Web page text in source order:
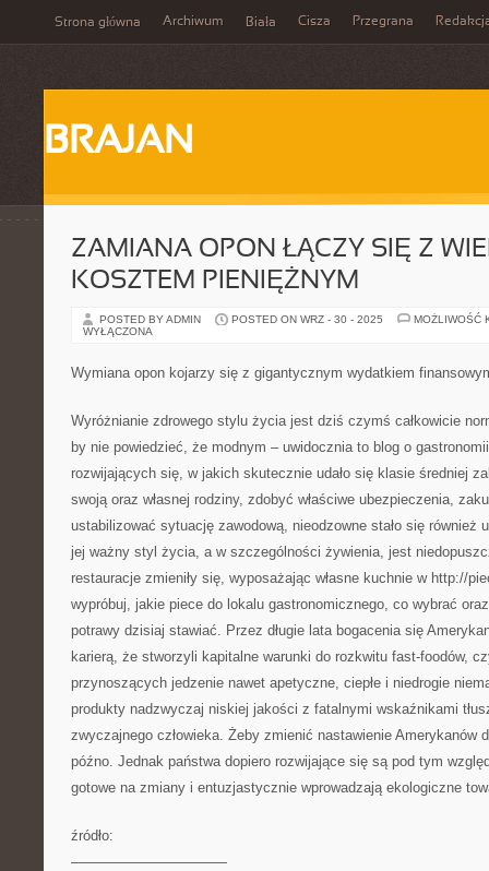
Strona główna Archiwum Biała Cisza Przegrana
BRAJAN
ZAMIANA OPON ŁĄCZY SIĘ Z
KOSZTEM PIENIĘŻNYM
POSTED BY ADMIN POSTED ON WRZ - 30 - 2025
MOŻLIWOŚĆ
WYŁĄCZONA
Wymiana opon kojarzy się z gigantycznym wydatkiem
Wyróżnianie zdrowego stylu życia jest dziś czymś całkowicie
by nie powiedzieć, że modnym – uwidocznia to blog o
rozwijających się, w jakich skutecznie udało się klasie średniej
swoją oraz własnej rodziny, zdobyć właściwe ubezpieczenia,
ustabilizować sytuację zawodową, nieodzowne stało się również
jej ważny styl życia, a w szczególności żywienia, jest
restauracje zmieniły się, wyposażając własne kuchnie w http://
wypróbuj, jakie piece do lokalu gastronomicznego, co wybrać
potrawy dzisiaj stawiać. Przez długie lata bogacenia się
karierą, że stworzyli kapitalne warunki do rozkwitu fast-foodów,
przynoszących jedzenie nawet apetyczne, ciepłe i niedrogie
produkty nadzwyczaj niskiej jakości z fatalnymi wskaźnikami
zwyczajnego człowieka. Żeby zmienić nastawienie Amerykanów
późno. Jednak państwa dopiero rozwijające się są pod tym
gotowe na zmiany i entuzjastycznie wprowadzają ekologiczne
źródło:
———————————